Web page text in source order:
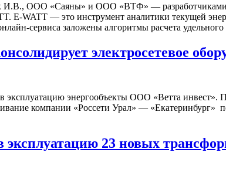
ООО «Саяны» и ООО «ВТФ» — разработчиками
E-WATT — это инструмент аналитики текущей
сервиса заложены алгоритмы расчета
электросетевое
энергообъекты ООО «Ветта инвест».
компании «Россети Урал» — «Екатеринбург»
эксплуатацию 23 новых